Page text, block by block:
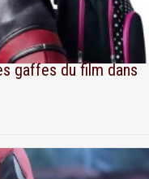
gaffes du film dans